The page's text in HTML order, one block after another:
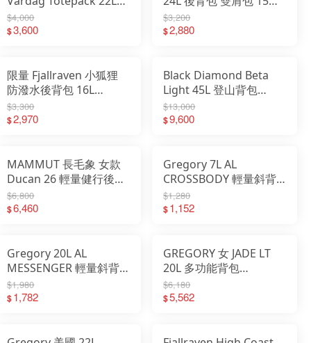
16吋筆電夾層背包
23200341
$4,000
$3,600
電腦包 23200335
$3,200
$2,880
限量 Fjallraven 小狐狸
防潑水後背包 16L
Kanken Koncept
23200334
$3,300
$2,970
Black Diamond Beta
Light 45L 登山背包
680024
$13,000
$9,600
MAMMUT 長毛象 女款
Ducan 26 輕量健行後背
包 2530-01360
$6,800
$6,460
Gregory 7L AL
CROSSBODY 輕量斜背
包 GG158803
$1,280
$1,152
Gregory 20L AL
MESSENGER 輕量斜背
包 GG158802
$1,980
$1,782
GREGORY 女 JADE LT
20L 多功能背包
GG149318
$6,180
$5,562